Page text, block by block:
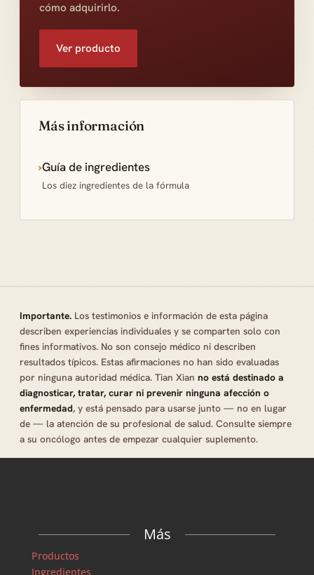
cómo adquirirlo.
Ver producto
Más información
›Guía de ingredientes
Los diez ingredientes de la fórmula
Importante. Los testimonios e información de esta página
describen experiencias individuales y se comparten solo con
fines informativos. No son consejo médico ni describen
resultados típicos. Estas afirmaciones no han sido evaluadas
por ninguna autoridad médica. Tian Xian no está destinado a
diagnosticar, tratar, curar ni prevenir ninguna afección o
enfermedad, y está pensado para usarse junto — no en lugar
de — la atención de su profesional de salud. Consulte siempre
a su oncólogo antes de empezar cualquier suplemento.
Más
Productos
Ingredientes